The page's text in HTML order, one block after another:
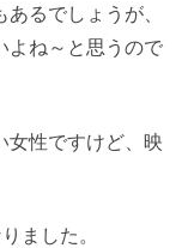
るでしょうが、
よね～と思うので
女性ですけど、映
ました。